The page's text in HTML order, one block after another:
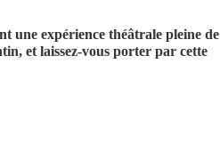
une expérience théâtrale pleine de
et laissez-vous porter par cette